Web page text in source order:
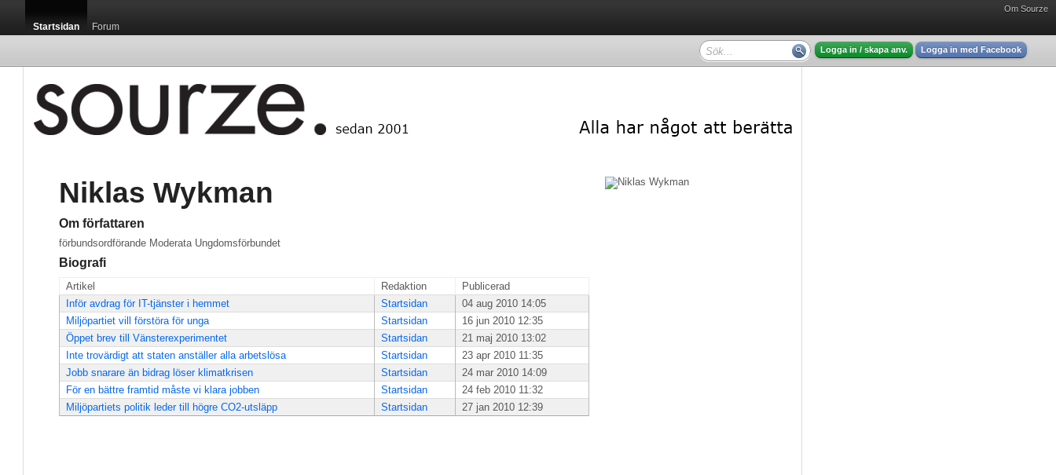
Om Sourze
Startsidan Forum
Logga in / skapa anv. Logga in med Facebook
Niklas Wykman
Om författaren
förbundsordförande Moderata Ungdomsförbundet
Biografi
Artikel Redaktion
Publicerad
Inför avdrag för IT-tjänster i hemmet
Startsidan
04 aug 2010 14:05
Miljöpartiet vill förstöra för unga
Startsidan
16 jun 2010 12:35
Öppet brev till Vänsterexperimentet
Startsidan
21 maj 2010 13:02
Inte trovärdigt att staten anställer alla arbetslösa
Startsidan
23 apr 2010 11:35
Jobb snarare än bidrag löser klimatkrisen
Startsidan
24 mar 2010 14:09
För en bättre framtid måste vi klara jobben
Startsidan
24 feb 2010 11:32
Miljöpartiets politik leder till högre CO2-utsläpp
Startsidan 27 jan 2010 12:39